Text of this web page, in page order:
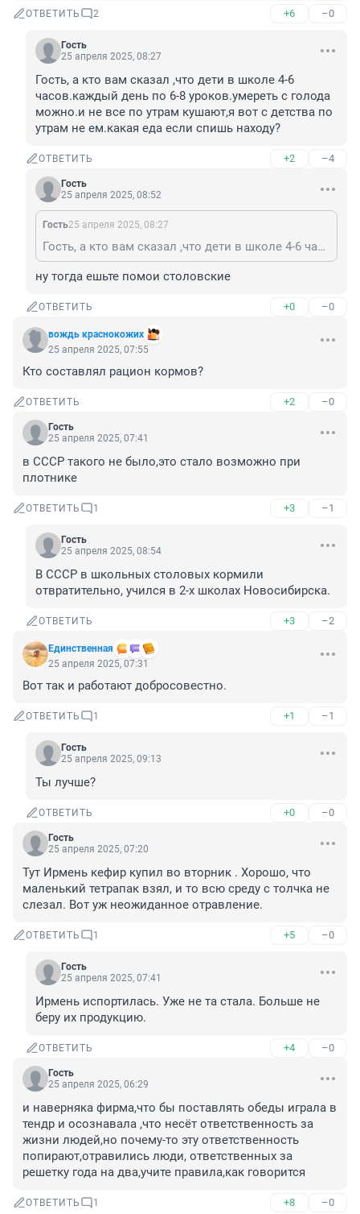
ОТВЕТИТЬ 2 +6 –0
Гость
25 апреля 2025, 08:27
Гость, а кто вам сказал ,что дети в школе 4-6
часов.каждый день по 6-8 уроков.умереть с голода
можно.и не все по утрам кушают,я вот с детства по
утрам не ем.какая еда если спишь находу?
ОТВЕТИТЬ +2 –4
Гость
25 апреля 2025, 08:52
Гость25 апреля 2025, 08:27
Гость, а кто вам сказал ,что дети в школе 4-6 часов.каждый день по 6-8 уроков.умереть с голода можно.и не все по утрам кушают,я вот с детства по утрам не ем.какая еда если спишь находу?
ну тогда ешьте помои столовские
ОТВЕТИТЬ +0 –0
вождь краснокожих
25 апреля 2025, 07:55
Кто составлял рацион кормов?
ОТВЕТИТЬ +2 –0
Гость
25 апреля 2025, 07:41
в СССР такого не было,это стало возможно при
плотнике
ОТВЕТИТЬ 1 +3 –1
Гость
25 апреля 2025, 08:54
В СССР в школьных столовых кормили
отвратительно, учился в 2-х школах Новосибирска.
ОТВЕТИТЬ +3 –2
Единственная
25 апреля 2025, 07:31
Вот так и работают добросовестно.
ОТВЕТИТЬ 1 +1 –1
Гость
25 апреля 2025, 09:13
Ты лучше?
ОТВЕТИТЬ +0 –0
Гость
25 апреля 2025, 07:20
Тут Ирмень кефир купил во вторник . Хорошо, что
маленький тетрапак взял, и то всю среду с толчка не
слезал. Вот уж неожиданное отравление.
ОТВЕТИТЬ 1 +5 –0
Гость
25 апреля 2025, 07:41
Ирмень испортилась. Уже не та стала. Больше не
беру их продукцию.
ОТВЕТИТЬ +4 –0
Гость
25 апреля 2025, 06:29
и наверняка фирма,что бы поставлять обеды играла в
тендр и осознавала ,что несёт ответственность за
жизни людей,но почему-то эту ответственность
попирают,отравились люди, ответственных за
решетку года на два,учите правила,как говорится
ОТВЕТИТЬ 1 +8 –0